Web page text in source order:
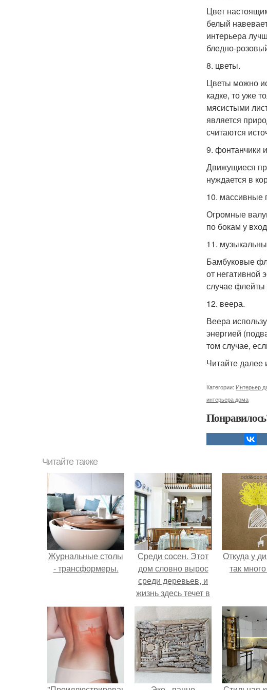
Цвет
белый
интерьера
бледно-
8. цветы.
Цветы можно
кадке, то уже
мясистыми
является
считаются
9. фонтанчики
Движущиеся
нуждается в
10. массивные
Огромные
по бокам у
11.
Бамбуковые
от негативной
случае
12. веера.
Веера
энергией
том случае,
Читайте далее
Категории: Интерьер
интерьера дома
Читайте также
Журнальные столы
- трансформеры.
Среди сосен. Этот
дом словно вырос
среди деревьев, и
жизнь здесь течет в
собственном ритме
- спокойно, без
спешки и лишнего
шума.
Откуда у
так